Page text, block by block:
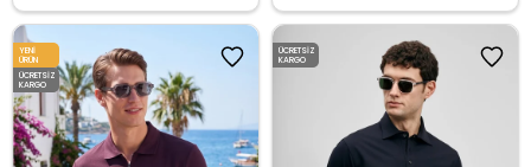
YENI
ÜRÜN
ÜCRETSIZ
KARGO
ÜCRETSIZ
KARGO